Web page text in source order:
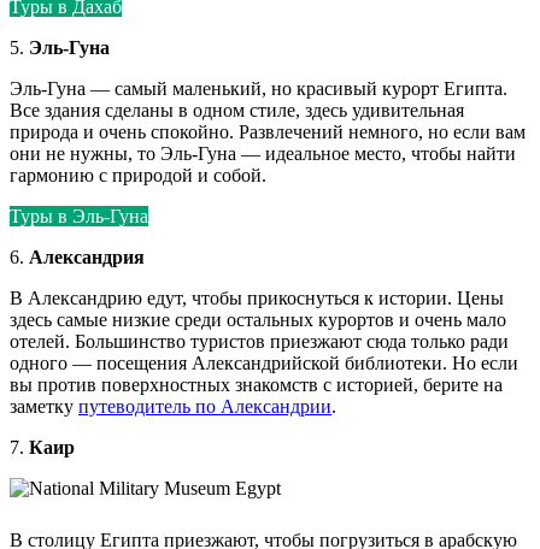
Туры в Дахаб
5. Эль-Гуна
Эль-Гуна — самый маленький, но красивый курорт Египта.
Все здания сделаны в одном стиле, здесь удивительная
природа и очень спокойно. Развлечений немного, но если вам
они не нужны, то Эль-Гуна — идеальное место, чтобы найти
гармонию с природой и собой.
Туры в Эль-Гуна
6. Александрия
В Александрию едут, чтобы прикоснуться к истории. Цены
здесь самые низкие среди остальных курортов и очень мало
отелей. Большинство туристов приезжают сюда только ради
одного — посещения Александрийской библиотеки. Но если
вы против поверхностных знакомств с историей, берите на
заметку путеводитель по Александрии.
7. Каир
В столицу Египта приезжают, чтобы погрузиться в арабскую